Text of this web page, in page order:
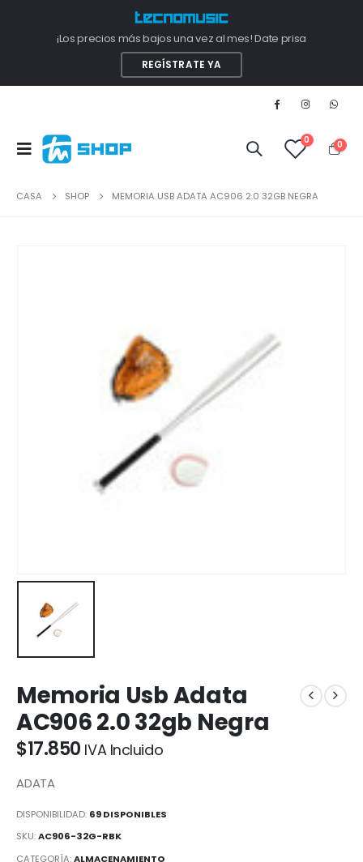
¡Los precios más bajos una vez al mes! Date prisa
REGÍSTRATE YA
0 0
CASA SHOP MEMORIA USB ADATA AC906 2.0 32GB NEGRA
Memoria Usb Adata
AC906 2.0 32gb Negra
$17.850 IVA Incluido
ADATA
DISPONIBILIDAD: 69 DISPONIBLES
SKU:AC906-32G-RBK
CATEGORÍA:ALMACENAMIENTO